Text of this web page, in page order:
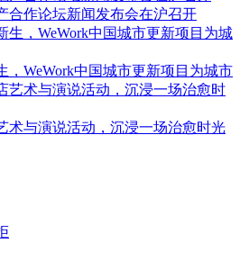
合作论坛新闻发布会在沪召开
，WeWork中国城市更新项目为城市
术与演说活动，沉浸一场治愈时光